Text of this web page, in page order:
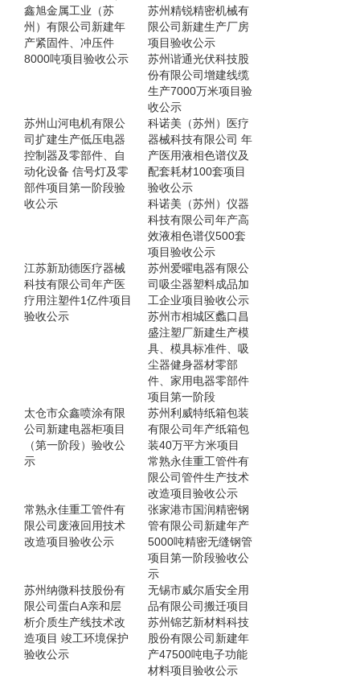
鑫旭金属工业（苏
州）有限公司新建年
产紧固件、冲压件
8000吨项目验收公示
苏州精锐精密机械有
限公司新建生产厂房
项目验收公示
苏州谐通光伏科技股
份有限公司增建线缆
生产7000万米项目验
收公示
苏州山河电机有限公
司扩建生产低压电器
控制器及零部件、自
动化设备 信号灯及零
部件项目第一阶段验
收公示
科诺美（苏州）医疗
器械科技有限公司 年
产医用液相色谱仪及
配套耗材100套项目
验收公示
科诺美（苏州）仪器
科技有限公司年产高
效液相色谱仪500套
项目验收公示
江苏新劢德医疗器械
科技有限公司年产医
疗用注塑件1亿件项目
验收公示
苏州爱曜电器有限公
司吸尘器塑料成品加
工企业项目验收公示
苏州市相城区蠡口昌
盛注塑厂新建生产模
具、模具标准件、吸
尘器健身器材零部
件、家用电器零部件
项目第一阶段
太仓市众鑫喷涂有限
公司新建电器柜项目
（第一阶段）验收公
示
苏州利威特纸箱包装
有限公司年产纸箱包
装40万平方米项目
常熟永佳重工管件有
限公司管件生产技术
改造项目验收公示
常熟永佳重工管件有
限公司废液回用技术
改造项目验收公示
张家港市国润精密钢
管有限公司新建年产
5000吨精密无缝钢管
项目第一阶段验收公
示
苏州纳微科技股份有
限公司蛋白A亲和层
析介质生产线技术改
造项目 竣工环境保护
验收公示
无锡市威尔盾安全用
品有限公司搬迁项目
苏州锦艺新材料科技
股份有限公司新建年
产47500吨电子功能
材料项目验收公示